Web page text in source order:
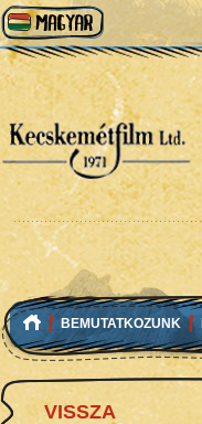
BEMUTATKOZUNK
VISSZA